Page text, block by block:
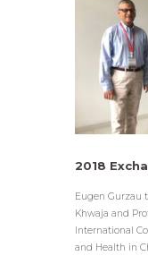
2018
Eugen Gurzau
Khwaja and
International
and Health in